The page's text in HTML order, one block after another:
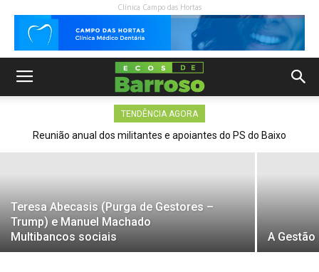
Clínica Campo das Hortas
TENDÊNCIA AGORA
Reunião anual dos militantes e apoiantes do PS do Baixo
Evento da Misarela adiado devido a
condições meteorológicas adversas.
Será anunciada nova data quando
estiverem reunidas as condições
14 Julho, 2026
Teresa Abecasis (Purga de Gestores –
Trump) e Manuel Machado
Multibancos sociais
A